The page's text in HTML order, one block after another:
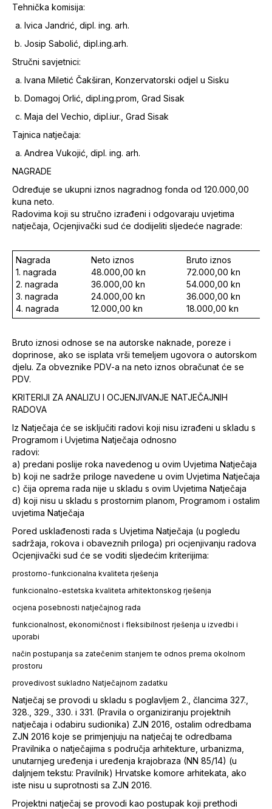
Tehnička komisija:
Ivica Jandrić, dipl. ing. arh.
Josip Sabolić, dipl.ing.arh.
Stručni savjetnici:
Ivana Miletić Čakširan, Konzervatorski odjel u Sisku
Domagoj Orlić, dipl.ing.prom, Grad Sisak
Maja del Vechio, dipl.iur., Grad Sisak
Tajnica natječaja:
Andrea Vukojić, dipl. ing. arh.
NAGRADE
Određuje se ukupni iznos nagradnog fonda od 120.000,00
kuna neto.
Radovima koji su stručno izrađeni i odgovaraju uvjetima
natječaja, Ocjenjivački sud će dodijeliti sljedeće nagrade:
Nagrada Neto iznos
Bruto iznos
1. nagrada
48.000,00 kn
72.000,00 kn
2. nagrada
36.000,00 kn
54.000,00 kn
3. nagrada
24.000,00 kn
36.000,00 kn
4. nagrada
12.000,00 kn 18.000,00 kn
Bruto iznosi odnose se na autorske naknade, poreze i
doprinose, ako se isplata vrši temeljem ugovora o autorskom
djelu. Za obveznike PDV-a na neto iznos obračunat će se
PDV.
KRITERIJI ZA ANALIZU I OCJENJIVANJE NATJEČAJNIH
RADOVA
Iz Natječaja će se isključiti radovi koji nisu izrađeni u skladu s
Programom i Uvjetima Natječaja odnosno
radovi:
a) predani poslije roka navedenog u ovim Uvjetima Natječaja
b) koji ne sadrže priloge navedene u ovim Uvjetima Natječaja
c) čija oprema rada nije u skladu s ovim Uvjetima Natječaja
d) koji nisu u skladu s prostornim planom, Programom i ostalim
uvjetima Natječaja
Pored usklađenosti rada s Uvjetima Natječaja (u pogledu
sadržaja, rokova i obaveznih priloga) pri ocjenjivanju radova
Ocjenjivački sud će se voditi sljedećim kriterijima:
prostorno-funkcionalna kvaliteta rješenja
funkcionalno-estetska kvaliteta arhitektonskog rješenja
ocjena posebnosti natječajnog rada
funkcionalnost, ekonomičnost i fleksibilnost rješenja u izvedbi i
uporabi
način postupanja sa zatečenim stanjem te odnos prema okolnom
prostoru
provedivost sukladno Natječajnom zadatku
Natječaj se provodi u skladu s poglavljem 2., člancima 327.,
328., 329., 330. i 331. (Pravila o organiziranju projektnih
natječaja i odabiru sudionika) ZJN 2016, ostalim odredbama
ZJN 2016 koje se primjenjuju na natječaj te odredbama
Pravilnika o natječajima s područja arhitekture, urbanizma,
unutarnjeg uređenja i uređenja krajobraza (NN 85/14) (u
daljnjem tekstu: Pravilnik) Hrvatske komore arhitekata, ako
iste nisu u suprotnosti sa ZJN 2016.
Projektni natječaj se provodi kao postupak koji prethodi